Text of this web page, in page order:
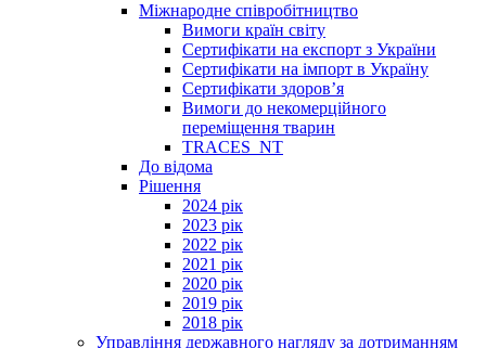
Міжнародне співробітництво
Вимоги країн світу
Сертифікати на експорт з України
Сертифікати на імпорт в Україну
Сертифікати здоров’я
Вимоги до некомерційного
переміщення тварин
TRACES_NT
До відома
Рішення
2024 рік
2023 рік
2022 рік
2021 рік
2020 рік
2019 рік
2018 рік
Управління державного нагляду за дотриманням